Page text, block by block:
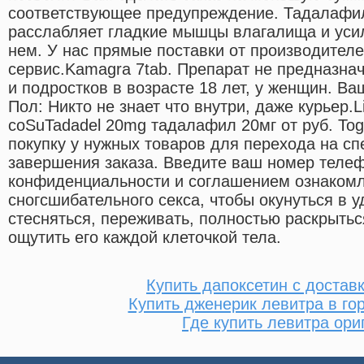
соответствующее предупреждение.
расслабляет гладкие мышцы влагалища и
нем. У нас прямые поставки от
сервис.Kamagra 7tab. Препарат не
и подростков в возрасте 18 лет, у женщин.
Пол: Никто не знает что внутри, даже
coSuTadadel 20mg тадалафил 20мг от руб.
покупку у нужных товаров для перехода на
завершения заказа. Введите ваш номер
конфиденциальности и соглашением
сногсшибательного секса, чтобы окунуться в
стесняться, переживать, полностью
ощутить его каждой клеточкой тела.
Купить дапоксетин с
Купить дженерик левитра в
Где купить левитра